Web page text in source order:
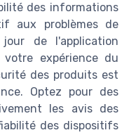
des informations
aux problèmes de
de l'application
expérience du
des produits est
Optez pour des
les avis des
des dispositifs